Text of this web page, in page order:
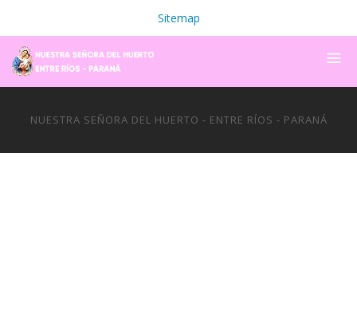
Sitemap
NUESTRA SEÑORA DEL HUERTO - ENTRE RÍOS - PARANÁ